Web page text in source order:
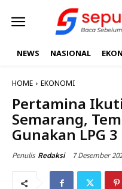
NEWS NASIONAL
HOME EKONOMI
Pertamina
Semarang,
Gunakan LPG 3
Penulis Redaksi 7 Desember